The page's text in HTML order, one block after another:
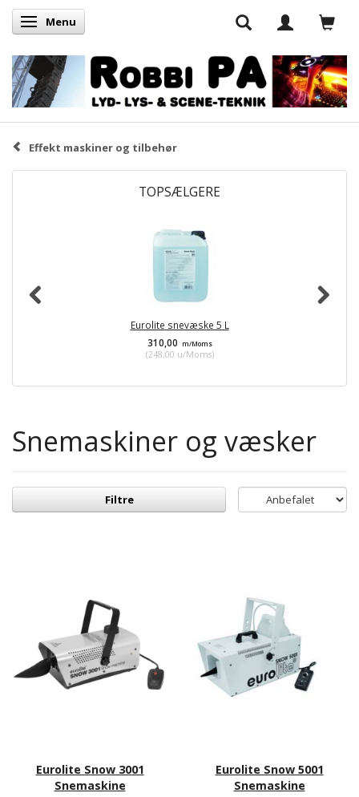
Skifte navigation
Menu
Effekt maskiner og tilbehør
TOPSÆLGERE
Eurolite snevæske 5 L
310,00
m/Moms
(248,00 u/Moms)
Snemaskiner og væsker
Filtre
Eurolite Snow 3001
Snemaskine
Eurolite Snow 5001
Snemaskine